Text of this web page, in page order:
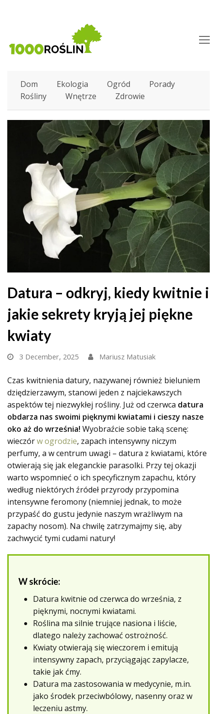
Dom Ekologia Ogród
Porady
Rośliny
Wnętrze Zdrowie
Datura – odkryj, kiedy kwitnie i
jakie sekrety kryją jej piękne
kwiaty
3 December, 2025 Mariusz Matusiak
Czas kwitnienia datury, nazywanej również bieluniem
dziędzierzawym, stanowi jeden z najciekawszych
aspektów tej niezwykłej rośliny. Już od czerwca datura
obdarza nas swoimi pięknymi kwiatami i cieszy nasze
oko aż do września! Wyobraźcie sobie taką scenę:
wieczórw ogrodzie, zapach intensywny niczym
perfumy, a w centrum uwagi – datura z kwiatami, które
otwierają się jak eleganckie parasolki. Przy tej okazji
warto wspomnieć o ich specyficznym zapachu, który
według niektórych źródeł przyrody przypomina
intensywne feromony (niemniej jednak, to może
przypaść do gustu jedynie naszym wrażliwym na
zapachy nosom). Na chwilę zatrzymajmy się, aby
zachwycić tymi cudami natury!
W skrócie:
Datura kwitnie od czerwca do września, z
pięknymi, nocnymi kwiatami.
Roślina ma silnie trujące nasiona i liście,
dlatego należy zachować ostrożność.
Kwiaty otwierają się wieczorem i emitują
intensywny zapach, przyciągając zapylacze,
takie jak ćmy.
Datura ma zastosowania w medycynie, m.in.
jako środek przeciwbólowy, nasenny oraz w
leczeniu astmy.